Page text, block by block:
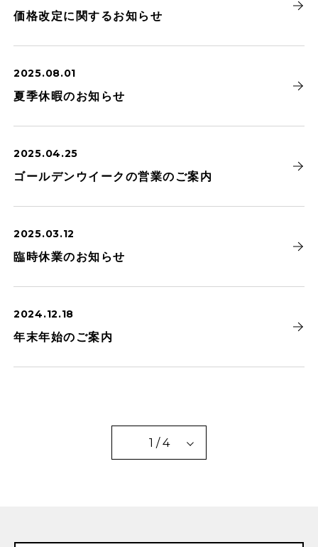
価格改定に関するお知らせ
2025.08.01
夏季休暇のお知らせ
2025.04.25
ゴールデンウイークの営業のご案内
2025.03.12
臨時休業のお知らせ
2024.12.18
年末年始のご案内
1 / 4